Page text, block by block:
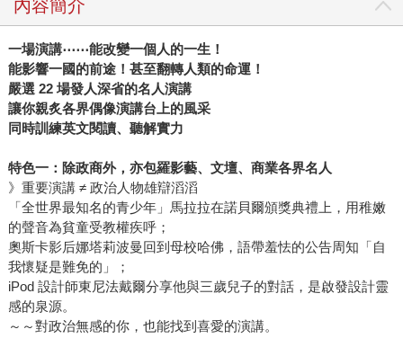
內容簡介
一場演講⋯⋯能改變一個人的一生！
能影響一國的前途！甚至翻轉人類的命運！
嚴選 22 場發人深省的名人演講
讓你親炙各界偶像演講台上的風采
同時訓練英文閱讀、聽解實力
特色一：除政商外，亦包羅影藝、文壇、商業各界名人
》重要演講 ≠ 政治人物雄辯滔滔
「全世界最知名的青少年」馬拉拉在諾貝爾頒獎典禮上，用稚嫩
的聲音為貧童受教權疾呼；
奧斯卡影后娜塔莉波曼回到母校哈佛，語帶羞怯的公告周知「自
我懷疑是難免的」；
iPod 設計師東尼法戴爾分享他與三歲兒子的對話，是啟發設計靈
感的泉源。
～～對政治無感的你，也能找到喜愛的演講。